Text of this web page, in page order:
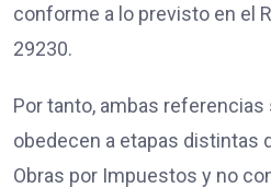
conforme a lo previsto en el
29230.
Por tanto, ambas
obedecen a etapas distintas
Obras por Impuestos y no